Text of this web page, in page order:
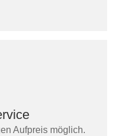
Aufpreis möglich.